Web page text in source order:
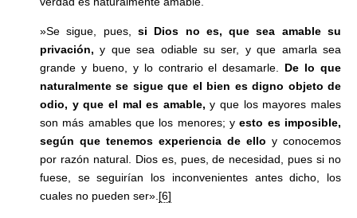
»Se sigue, pues, si Dios no es, que sea amable su
privación, y que sea odiable su ser, y que amarla sea
grande y bueno, y lo contrario el desamarle. De lo que
naturalmente se sigue que el bien es digno objeto de
odio, y que el mal es amable, y que los mayores males
son más amables que los menores; yesto es imposible,
según que tenemos experiencia de ello y conocemos
por razón natural. Dios es, pues, de necesidad, pues si no
fuese, se seguirían los inconvenientes antes dicho, los
cuales no pueden ser». [6]